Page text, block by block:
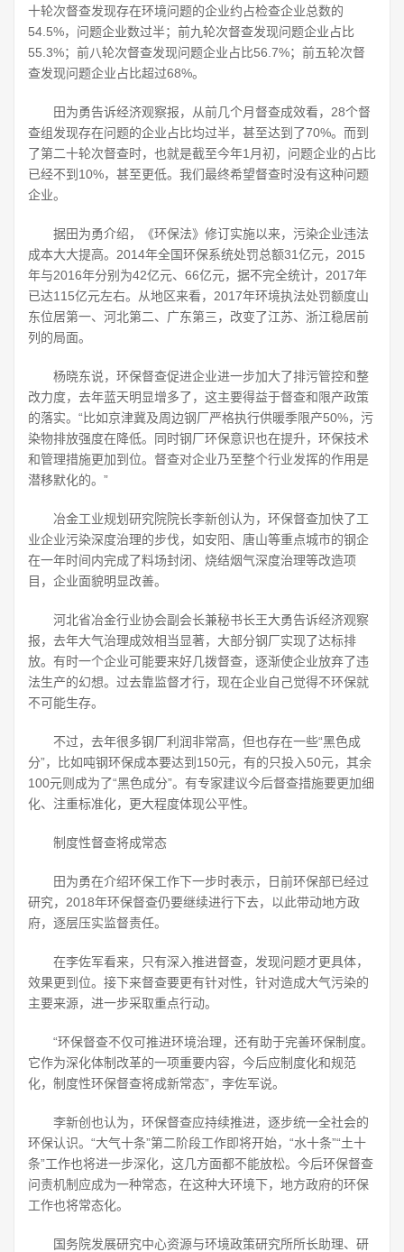
十轮次督查发现存在环境问题的企业约占检查企业总数的
54.5%，问题企业数过半；前九轮次督查发现问题企业占比
55.3%；前八轮次督查发现问题企业占比56.7%；前五轮次督
查发现问题企业占比超过68%。
田为勇告诉经济观察报，从前几个月督查成效看，28个督
查组发现存在问题的企业占比均过半，甚至达到了70%。而到
了第二十轮次督查时，也就是截至今年1月初，问题企业的占比
已经不到10%，甚至更低。我们最终希望督查时没有这种问题
企业。
据田为勇介绍，《环保法》修订实施以来，污染企业违法
成本大大提高。2014年全国环保系统处罚总额31亿元，2015
年与2016年分别为42亿元、66亿元，据不完全统计，2017年
已达115亿元左右。从地区来看，2017年环境执法处罚额度山
东位居第一、河北第二、广东第三，改变了江苏、浙江稳居前
列的局面。
杨晓东说，环保督查促进企业进一步加大了排污管控和整
改力度，去年蓝天明显增多了，这主要得益于督查和限产政策
的落实。“比如京津冀及周边钢厂严格执行供暖季限产50%，污
染物排放强度在降低。同时钢厂环保意识也在提升，环保技术
和管理措施更加到位。督查对企业乃至整个行业发挥的作用是
潜移默化的。”
冶金工业规划研究院院长李新创认为，环保督查加快了工
业企业污染深度治理的步伐，如安阳、唐山等重点城市的钢企
在一年时间内完成了料场封闭、烧结烟气深度治理等改造项
目，企业面貌明显改善。
河北省冶金行业协会副会长兼秘书长王大勇告诉经济观察
报，去年大气治理成效相当显著，大部分钢厂实现了达标排
放。有时一个企业可能要来好几拨督查，逐渐使企业放弃了违
法生产的幻想。过去靠监督才行，现在企业自己觉得不环保就
不可能生存。
不过，去年很多钢厂利润非常高，但也存在一些“黑色成
分”，比如吨钢环保成本要达到150元，有的只投入50元，其余
100元则成为了“黑色成分”。有专家建议今后督查措施要更加细
化、注重标准化，更大程度体现公平性。
制度性督查将成常态
田为勇在介绍环保工作下一步时表示，日前环保部已经过
研究，2018年环保督查仍要继续进行下去，以此带动地方政
府，逐层压实监督责任。
在李佐军看来，只有深入推进督查，发现问题才更具体，
效果更到位。接下来督查要更有针对性，针对造成大气污染的
主要来源，进一步采取重点行动。
“环保督查不仅可推进环境治理，还有助于完善环保制度。
它作为深化体制改革的一项重要内容，今后应制度化和规范
化，制度性环保督查将成新常态”，李佐军说。
李新创也认为，环保督查应持续推进，逐步统一全社会的
环保认识。“大气十条”第二阶段工作即将开始，“水十条”“土十
条”工作也将进一步深化，这几方面都不能放松。今后环保督查
问责机制应成为一种常态，在这种大环境下，地方政府的环保
工作也将常态化。
国务院发展研究中心资源与环境政策研究所所长助理、研